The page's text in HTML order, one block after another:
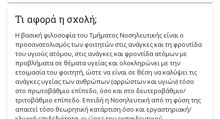
Τι αφορά η σχολή;
Η βασική φιλοσοφία του Τμήματος Νοσηλευτικής είναι ο
προσανατολισμός των φοιτητών στις ανάγκες και τη φροντίδα
του υγιούς ατόμου, στις ανάγκες και φροντίδα ατόμων με
προβλήματα σε θέματα υγείας και ολοκληρώνει με την
ετοιμασία του φοιτητή, ώστε να είναι σε θέση να καλύψει τις
ανάγκες υγείας των ανθρώπων (αρρώστων και υγιών) τόσο
στο πρωτοβάθμιο επίπεδο, όσο και στο δευτεροβάθμιο/
τριτοβάθμιο επίπεδο. Επειδή η Νοσηλευτική από τη φύση της
απαιτεί τόσο θεωρητική κατάρτιση όσο και εργαστηριακή/